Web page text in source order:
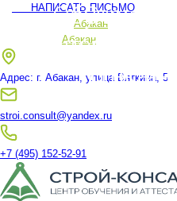
НАПИСАТЬ ПИСЬМО
Абакан
Абакан
Адрес: г. Абакан, улица Вяткина, 5
stroi.consult@yandex.ru
+7 (495) 152-52-91
Обучение
в
Очное